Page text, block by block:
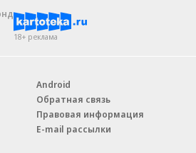
18+ реклама
Android
Обратная связь
Правовая информация
E-mail рассылки